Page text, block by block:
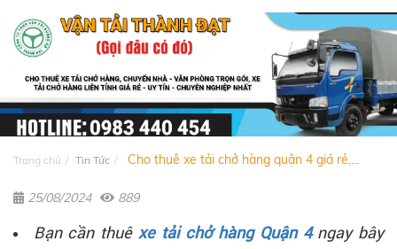
Trang chủ Tin Tức Cho thuê xe tải chở hàng quận 4 giá rẻ,...
25/08/2024 889
Bạn cần thuê xe tải chở hàng Quận 4 ngay bây